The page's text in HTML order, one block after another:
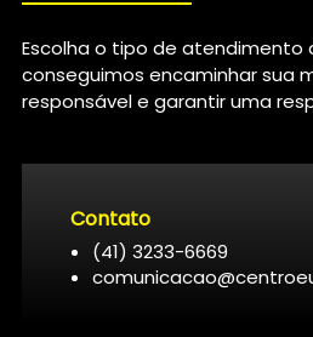
Escolha o tipo de atendimento
conseguimos encaminhar sua
responsável e garantir uma
Contato
(41) 3233-6669